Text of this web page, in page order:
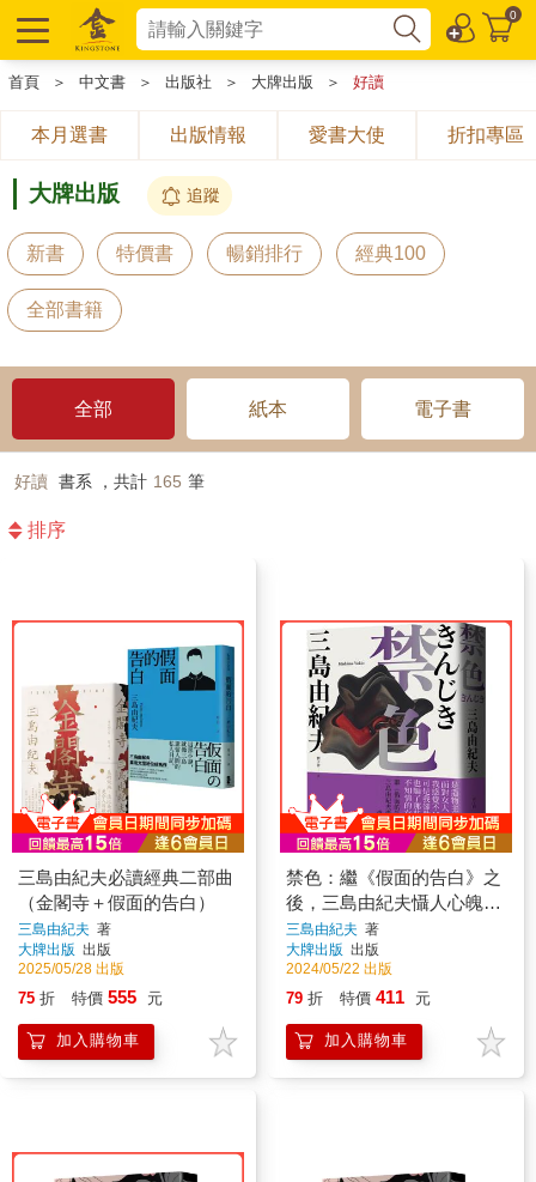
0
首頁 ＞ 中文書 ＞ 出版社 ＞ 大牌出版 ＞ 好讀
本月選書 出版情報 愛書大使 折扣專區
大牌出版 追蹤
新書 特價書 暢銷排行 經典100
全部書籍
全部 紙本 電子書
好讀 書系 ，共計 165 筆
排序
三島由紀夫必讀經典二部曲
（金閣寺＋假面的告白）
三島由紀夫 著
大牌出版 出版
2025/05/28 出版
75 折 特價 555 元
加入購物車
禁色：繼《假面的告白》之
後，三島由紀夫懾人心魄的
重磅長篇
三島由紀夫 著
大牌出版 出版
2024/05/22 出版
79 折 特價 411 元
加入購物車